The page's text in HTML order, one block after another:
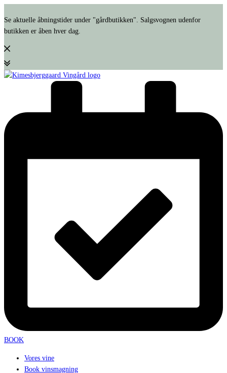
Se aktuelle åbningstider under "gårdbutikken". Salgsvognen udenfor
butikken er åben hver dag.
BOOK
Vores vine
Book vinsmagning